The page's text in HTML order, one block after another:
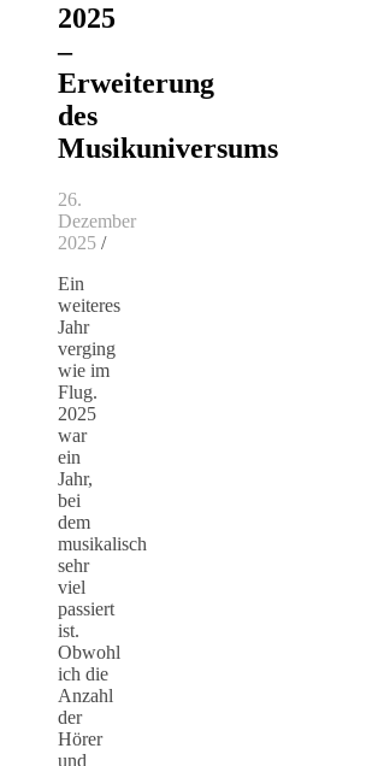
2025
–
Erweiterung
des
Musikuniversums
26.
Dezember
2025 /
Ein
weiteres
Jahr
verging
wie im
Flug.
2025
war
ein
Jahr,
bei
dem
musikalisch
sehr
viel
passiert
ist.
Obwohl
ich die
Anzahl
der
Hörer
und